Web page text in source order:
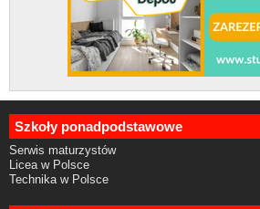
Szkoły ponadpodstawowe
Serwis maturzystów
Licea w Polsce
Technika w Polsce